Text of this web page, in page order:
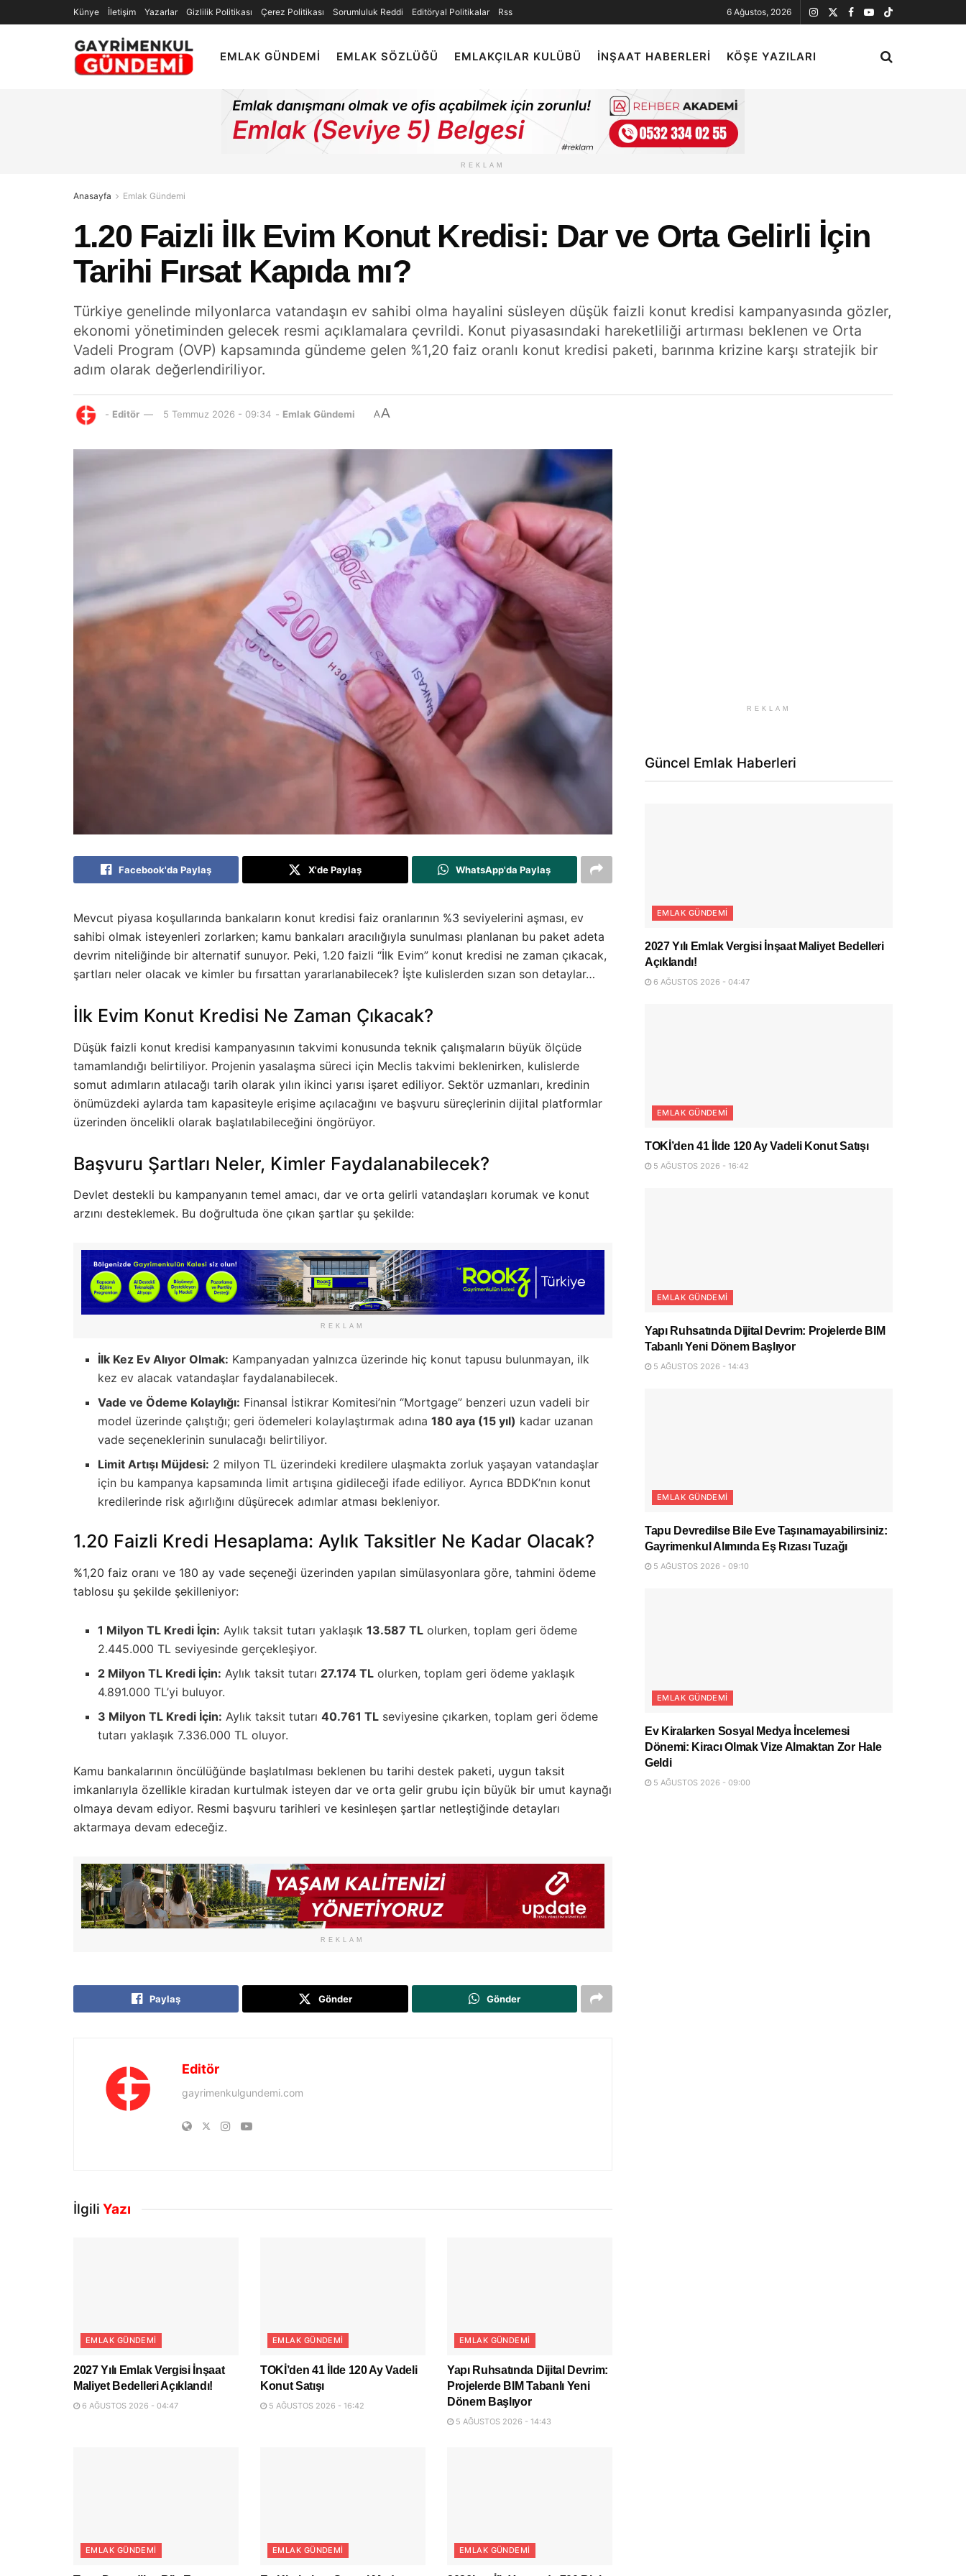
Künye İletişim Yazarlar Gizlilik Politikası Çerez Politikası Sorumluluk Reddi Editöryal Politikalar Rss 6 Ağustos, 2026
EMLAK GÜNDEMI EMLAK SÖZLÜĞÜ EMLAKÇILAR KULÜBÜ İNŞAAT HABERLERI KÖŞE YAZILARI
REKLAM
Anasayfa Emlak Gündemi
1.20 Faizli İlk Evim Konut Kredisi: Dar ve Orta Gelirli İçin
Tarihi Fırsat Kapıda mı?
Türkiye genelinde milyonlarca vatandaşın ev sahibi olma hayalini süsleyen düşük faizli konut kredisi kampanyasında gözler,
ekonomi yönetiminden gelecek resmi açıklamalara çevrildi. Konut piyasasındaki hareketliliği artırması beklenen ve Orta
Vadeli Program (OVP) kapsamında gündeme gelen %1,20 faiz oranlı konut kredisi paketi, barınma krizine karşı stratejik bir
adım olarak değerlendiriliyor.
- Editör 5 Temmuz 2026 - 09:34 - Emlak Gündemi AA
Facebook'da Paylaş X'de Paylaş WhatsApp'da Paylaş
Mevcut piyasa koşullarında bankaların konut kredisi faiz oranlarının %3 seviyelerini aşması, ev
sahibi olmak isteyenleri zorlarken; kamu bankaları aracılığıyla sunulması planlanan bu paket adeta
devrim niteliğinde bir alternatif sunuyor. Peki, 1.20 faizli “İlk Evim” konut kredisi ne zaman çıkacak,
şartları neler olacak ve kimler bu fırsattan yararlanabilecek? İşte kulislerden sızan son detaylar…
İlk Evim Konut Kredisi Ne Zaman Çıkacak?
Düşük faizli konut kredisi kampanyasının takvimi konusunda teknik çalışmaların büyük ölçüde
tamamlandığı belirtiliyor. Projenin yasalaşma süreci için Meclis takvimi beklenirken, kulislerde
somut adımların atılacağı tarih olarak yılın ikinci yarısı işaret ediliyor. Sektör uzmanları, kredinin
önümüzdeki aylarda tam kapasiteyle erişime açılacağını ve başvuru süreçlerinin dijital platformlar
üzerinden öncelikli olarak başlatılabileceğini öngörüyor.
Başvuru Şartları Neler, Kimler Faydalanabilecek?
Devlet destekli bu kampanyanın temel amacı, dar ve orta gelirli vatandaşları korumak ve konut
arzını desteklemek. Bu doğrultuda öne çıkan şartlar şu şekilde:
REKLAM
İlk Kez Ev Alıyor Olmak: Kampanyadan yalnızca üzerinde hiç konut tapusu bulunmayan, ilk
kez ev alacak vatandaşlar faydalanabilecek.
Vade ve Ödeme Kolaylığı: Finansal İstikrar Komitesi’nin “Mortgage” benzeri uzun vadeli bir
model üzerinde çalıştığı; geri ödemeleri kolaylaştırmak adına180 aya (15 yıl) kadar uzanan
vade seçeneklerinin sunulacağı belirtiliyor.
Limit Artışı Müjdesi: 2 milyon TL üzerindeki kredilere ulaşmakta zorluk yaşayan vatandaşlar
için bu kampanya kapsamında limit artışına gidileceği ifade ediliyor. Ayrıca BDDK’nın konut
kredilerinde risk ağırlığını düşürecek adımlar atması bekleniyor.
1.20 Faizli Kredi Hesaplama: Aylık Taksitler Ne Kadar Olacak?
%1,20 faiz oranı ve 180 ay vade seçeneği üzerinden yapılan simülasyonlara göre, tahmini ödeme
tablosu şu şekilde şekilleniyor:
1 Milyon TL Kredi İçin: Aylık taksit tutarı yaklaşık13.587 TL olurken, toplam geri ödeme
2.445.000 TL seviyesinde gerçekleşiyor.
2 Milyon TL Kredi İçin: Aylık taksit tutarı 27.174 TL olurken, toplam geri ödeme yaklaşık
4.891.000 TL’yi buluyor.
3 Milyon TL Kredi İçin: Aylık taksit tutarı40.761 TL seviyesine çıkarken, toplam geri ödeme
tutarı yaklaşık 7.336.000 TL oluyor.
Kamu bankalarının öncülüğünde başlatılması beklenen bu tarihi destek paketi, uygun taksit
imkanlarıyla özellikle kiradan kurtulmak isteyen dar ve orta gelir grubu için büyük bir umut kaynağı
olmaya devam ediyor. Resmi başvuru tarihleri ve kesinleşen şartlar netleştiğinde detayları
aktarmaya devam edeceğiz.
REKLAM
Paylaş Gönder Gönder
Editör
gayrimenkulgundemi.com
İlgili Yazı
EMLAK GÜNDEMI
2027 Yılı Emlak Vergisi İnşaat
Maliyet Bedelleri Açıklandı!
6 AĞUSTOS 2026 - 04:47
EMLAK GÜNDEMI
TOKİ’den 41 İlde 120 Ay Vadeli
Konut Satışı
5 AĞUSTOS 2026 - 16:42
EMLAK GÜNDEMI
Yapı Ruhsatında Dijital Devrim:
Projelerde BIM Tabanlı Yeni
Dönem Başlıyor
5 AĞUSTOS 2026 - 14:43
EMLAK GÜNDEMI EMLAK GÜNDEMI EMLAK GÜNDEMI
REKLAM
Güncel Emlak Haberleri
EMLAK GÜNDEMI
2027 Yılı Emlak Vergisi İnşaat Maliyet Bedelleri
Açıklandı!
6 AĞUSTOS 2026 - 04:47
EMLAK GÜNDEMI
TOKİ’den 41 İlde 120 Ay Vadeli Konut Satışı
5 AĞUSTOS 2026 - 16:42
EMLAK GÜNDEMI
Yapı Ruhsatında Dijital Devrim: Projelerde BIM
Tabanlı Yeni Dönem Başlıyor
5 AĞUSTOS 2026 - 14:43
EMLAK GÜNDEMI
Tapu Devredilse Bile Eve Taşınamayabilirsiniz:
Gayrimenkul Alımında Eş Rızası Tuzağı
5 AĞUSTOS 2026 - 09:10
EMLAK GÜNDEMI
Ev Kiralarken Sosyal Medya İncelemesi
Dönemi: Kiracı Olmak Vize Almaktan Zor Hale
Geldi
5 AĞUSTOS 2026 - 09:00